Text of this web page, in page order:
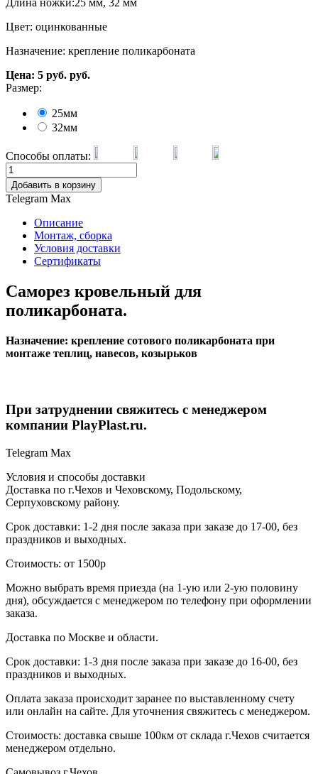
Длина ножки:25 мм, 32 мм
Цвет: оцинкованные
Назначение: крепление поликарбоната
Цена: 5 руб. руб.
Размер:
25мм
32мм
Способы оплаты:
Добавить в корзину
Telegram Max
Описание
Монтаж, сборка
Условия доставки
Сертификаты
Саморез кровельный для
поликарбоната.
Назначение: крепление сотового поликарбоната при
монтаже теплиц, навесов, козырьков
При затруднении свяжитесь с менеджером
компании PlayPlast.ru.
Telegram Max
Условия и способы доставки
Доставка по г.Чехов и Чеховскому, Подольскому,
Серпуховскому району.
Срок доставки: 1-2 дня после заказа при заказе до 17-00, без
праздников и выходных.
Стоимость: от 1500р
Можно выбрать время приезда (на 1-ую или 2-ую половину
дня), обсуждается с менеджером по телефону при оформлении
заказа.
Доставка по Москве и области.
Срок доставки: 1-3 дня после заказа при заказе до 16-00, без
праздников и выходных.
Оплата заказа происходит заранее по выставленному счету
или онлайн на сайте. Для уточнения свяжитесь с менеджером.
Стоимость: доставка свыше 100км от склада г.Чехов считается
менеджером отдельно.